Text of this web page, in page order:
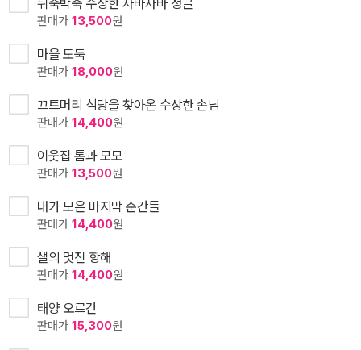
뒤죽박죽 수상한 자바자바 정글
판매가 13,500원
마을 도둑
판매가 18,000원
끄트머리 식당을 찾아온 수상한 손님
판매가 14,400원
이웃집 톰과 모모
판매가 13,500원
내가 모은 마지막 순간들
판매가 14,400원
샐의 멋진 항해
판매가 14,400원
태양 오르간
판매가 15,300원